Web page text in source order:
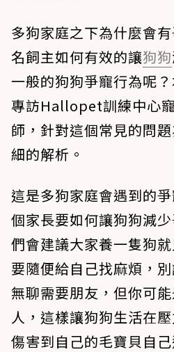
多狗家庭之下為什麼會
名飼主如何有效的讓狗狗
一般的狗狗爭寵行為呢？
專訪Hallopet訓練中心
師，針對這個常見的問
細的解析。
這是多狗家庭會遇到的
個家長要如何讓狗狗減
們會建議大家養一隻狗
要隨便給自己找麻煩，
無聊需要朋友，但你可
人，這樣讓狗狗生活在
傷害到自己的毛寶貝自己